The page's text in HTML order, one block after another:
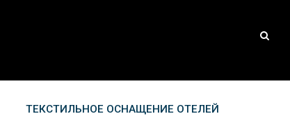
ТЕКСТИЛЬНОЕ ОСНАЩЕНИЕ ОТЕЛЕЙ